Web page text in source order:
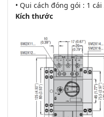
• Qui cách đóng gói : 1
Kích thước